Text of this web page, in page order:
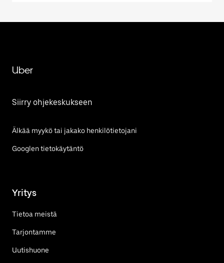
Uber
Siirry ohjekeskukseen
Älkää myykö tai jakako henkilötietojani
Googlen tietokäytäntö
Yritys
Tietoa meistä
Tarjontamme
Uutishuone